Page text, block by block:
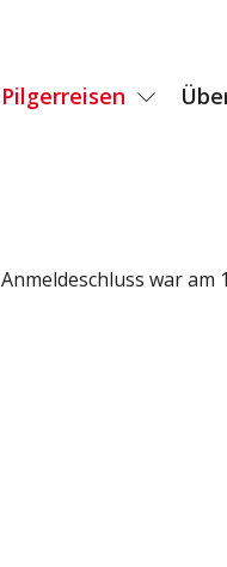
Pilgerreisen
Anmeldeschluss war am